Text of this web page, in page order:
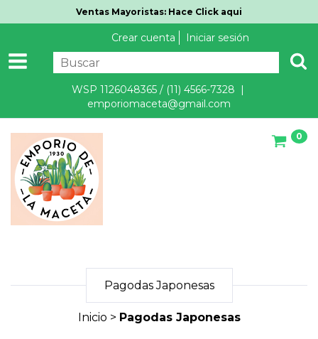
Ventas Mayoristas: Hace Click aqui
Crear cuenta Iniciar sesión
WSP 1126048365 / (11) 4566-7328 |
emporiomaceta@gmail.com
0
Pagodas Japonesas
Inicio > Pagodas Japonesas